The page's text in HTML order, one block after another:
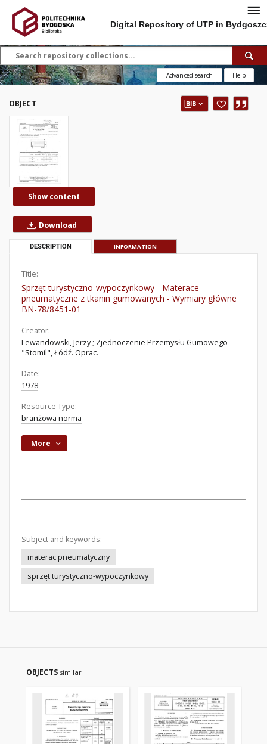
Digital Repository of UTP in
Advanced search Help
OBJECT
Show content
Download
DESCRIPTION INFORMATION
Title:
Sprzęt turystyczno-wypoczynkowy - Materace
pneumatyczne z tkanin gumowanych - Wymiary główne
BN-78/8451-01
Creator:
Lewandowski, Jerzy ; Zjednoczenie Przemysłu Gumowego
"Stomil", Łódź. Oprac.
Date:
1978
Resource Type:
branżowa norma
More
Subject and keywords:
materac pneumatyczny
sprzęt turystyczno-wypoczynkowy
OBJECTS similar